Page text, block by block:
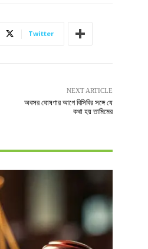
Twitter
NEXT ARTICLE
অবসর ঘোষণার আগে বিসিবির সঙ্গে যে
কথা হয় তামিমের